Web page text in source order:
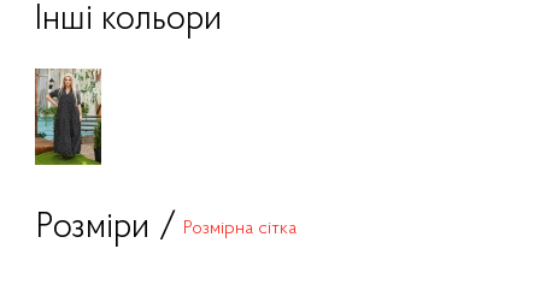
Інші кольори
Розміри / Розмірна сітка